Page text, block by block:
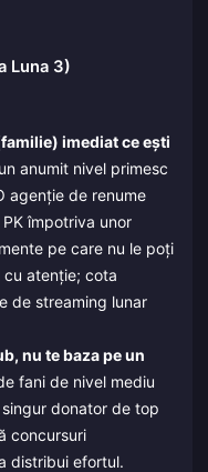
Luna 3)
imediat ce ești
anumit nivel primesc
agenție de renume
împotriva unor
pe care nu le poți
atenție; cota
de streaming lunar
nu te baza pe un
fani de nivel mediu
donator de top
concursuri
distribui efortul.